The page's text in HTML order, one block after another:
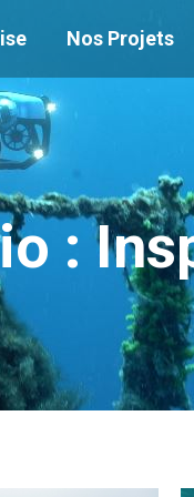
Nos Projets
: